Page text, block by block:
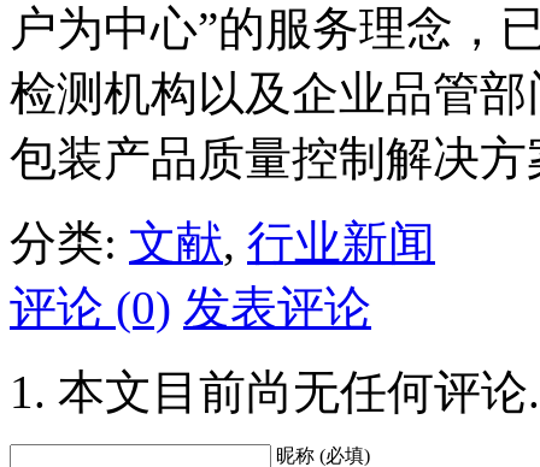
户为中心”的服务理念，
检测机构以及企业品管
包装产品质量控制解决方
分类: 文献, 行业新闻
评论 (0) 发表评论
本文目前尚无任何评论.
昵称 (必填)